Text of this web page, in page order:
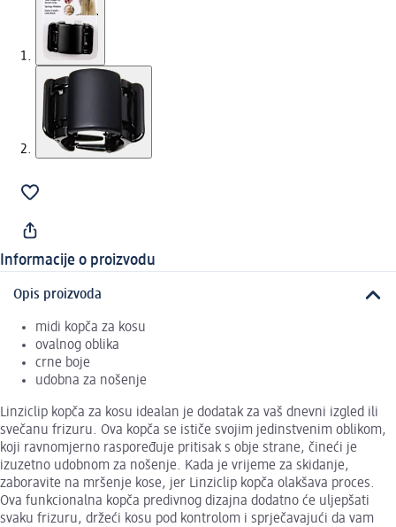
Informacije o proizvodu
Opis proizvoda
midi kopča za kosu
ovalnog oblika
crne boje
udobna za nošenje
Linziclip kopča za kosu idealan je dodatak za vaš dnevni izgled ili
svečanu frizuru. Ova kopča se ističe svojim jedinstvenim oblikom,
koji ravnomjerno raspoređuje pritisak s obje strane, čineći je
izuzetno udobnom za nošenje. Kada je vrijeme za skidanje,
zaboravite na mršenje kose, jer Linziclip kopča olakšava proces.
Ova funkcionalna kopča predivnog dizajna dodatno će uljepšati
svaku frizuru, držeći kosu pod kontrolom i sprječavajući da vam